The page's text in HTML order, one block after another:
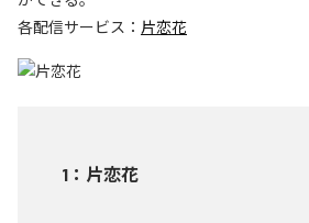
各配信サービス： 片恋花
1 ： 片恋花